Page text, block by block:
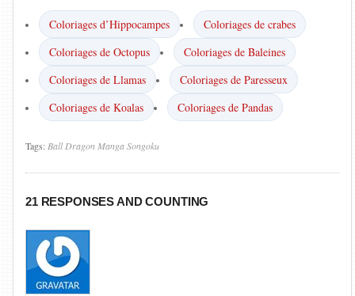
Coloriages d’Hippocampes
Coloriages de crabes
Coloriages de Octopus
Coloriages de Baleines
Coloriages de Llamas
Coloriages de Paresseux
Coloriages de Koalas
Coloriages de Pandas
Tags: Ball Dragon MangaSongoku
21 RESPONSES AND COUNTING